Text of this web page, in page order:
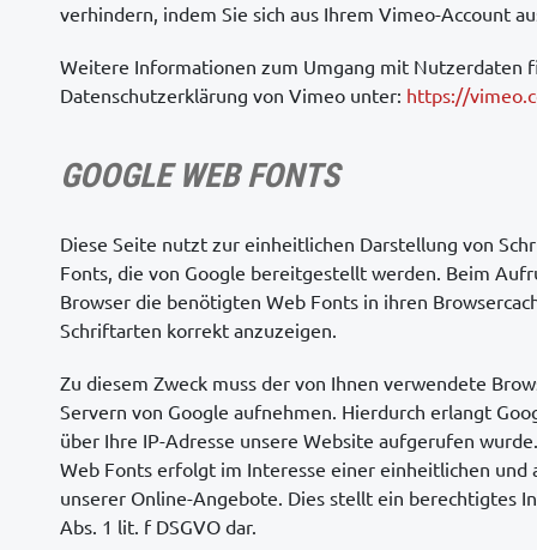
verhindern, indem Sie sich aus Ihrem Vimeo-Account
Weitere Informationen zum Umgang mit Nutzerdaten
Datenschutzerklärung von Vimeo unter: https://
GOOGLE WEB FONTS
Diese Seite nutzt zur einheitlichen Darstellung von
Fonts, die von Google bereitgestellt werden. Beim
Browser die benötigten Web Fonts in ihren
Schriftarten korrekt anzuzeigen.
Zu diesem Zweck muss der von Ihnen verwendete
Servern von Google aufnehmen. Hierdurch erlangt
über Ihre IP-Adresse unsere Website aufgerufen
Web Fonts erfolgt im Interesse einer einheitlichen und
unserer Online-Angebote. Dies stellt ein berechtigtes
Abs. 1 lit. f DSGVO dar.